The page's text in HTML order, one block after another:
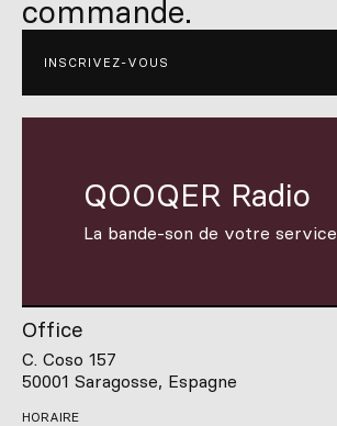
commande.
INSCRIVEZ-VOUS
QOOQER Radio
La bande-son de votre service
Office
C. Coso 157
50001 Saragosse, Espagne
HORAIRE